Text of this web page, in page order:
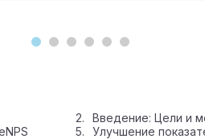
Введение: Цели и
Улучшение